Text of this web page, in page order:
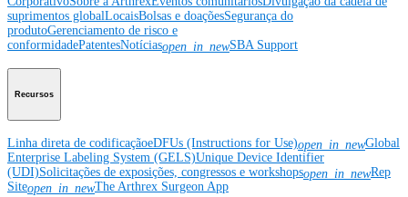
suprimentos globalLocaisBolsas e doaçõesSegurança do
produtoGerenciamento de risco e
conformidadePatentesNotíciasopen_in_newSBA Support
Recursos
Linha direta de codificaçãoeDFUs (Instructions for Use)open_in_newGlobal
Enterprise Labeling System (GELS)Unique Device Identifier
(UDI)Solicitações de exposições, congressos e workshopsopen_in_newRep
Siteopen_in_newThe Arthrex Surgeon App